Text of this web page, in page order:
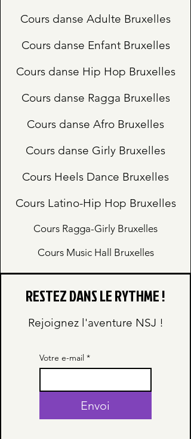
Cours danse Adulte Bruxelles
Cours danse Enfant Bruxelles
Cours danse Hip Hop Bruxelles
Cours danse Ragga Bruxelles
Cours danse Afro Bruxelles
Cours danse Girly Bruxelles
Cours Heels Dance Bruxelles
Cours Latino-Hip Hop Bruxelles
Cours Ragga-Girly Bruxelles
Cours Music Hall Bruxelles
RESTEZ DANS LE RYTHME !
Rejoignez l'aventure NSJ !
Votre e-mail *
Envoi